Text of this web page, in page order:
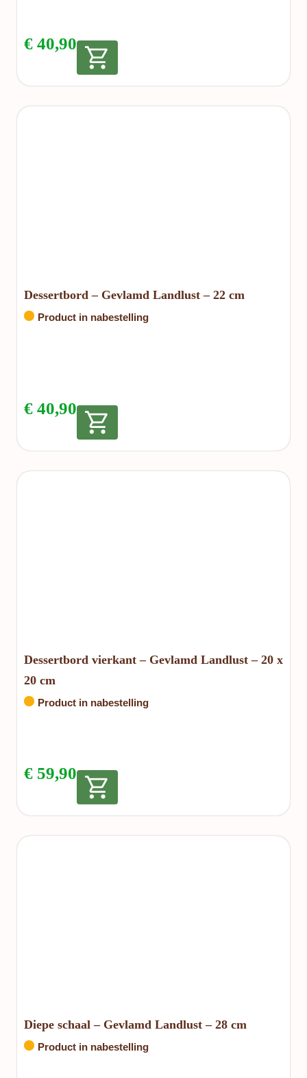
€ 40,90
Dessertbord – Gevlamd Landlust – 22 cm
Product in nabestelling
€ 40,90
Dessertbord vierkant – Gevlamd Landlust – 20 x
20 cm
Product in nabestelling
€ 59,90
Diepe schaal – Gevlamd Landlust – 28 cm
Product in nabestelling